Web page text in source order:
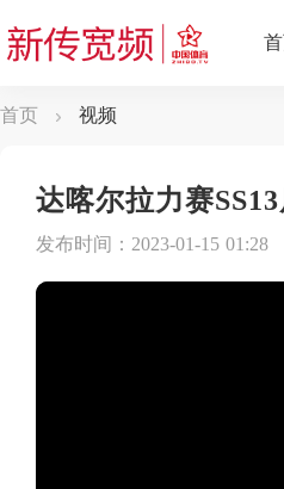
首页 视频
达喀尔拉力赛
发布时间：2023-01-15 01:28